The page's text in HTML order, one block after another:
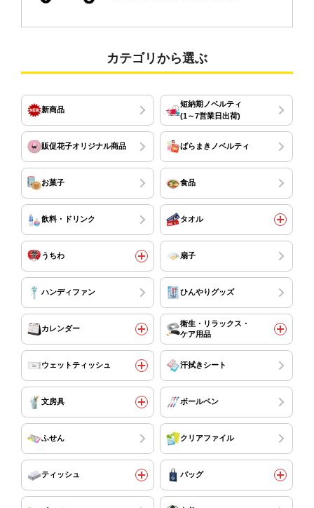
カテゴリから選ぶ
新商品
短納期ノベルティ
(1～7営業日出荷)
販促花子オリジナル商品 ばらまきノベルティ
お菓子 食品
飲料・ドリンク タオル
うちわ 扇子
ハンディファン ひんやりグッズ
カレンダー
衛生・リラックス・
ケア用品
ウェットティッシュ 汗拭きシート
文房具 ボールペン
ふせん クリアファイル
ティッシュ バッグ